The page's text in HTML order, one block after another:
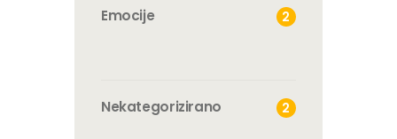
Emocije 2
Nekategorizirano 2